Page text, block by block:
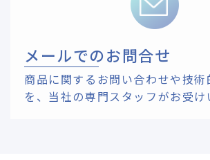
メールでのお問合せ
商品に関するお問い合わせや技術
を、 当社の専門スタッフがお受け